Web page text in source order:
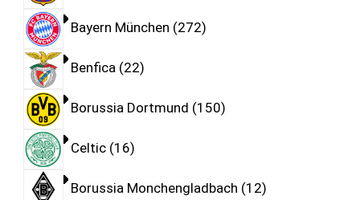
Bayern München 272
Benfica 22
Borussia Dortmund 150
Celtic 16
Borussia Monchengladbach 12